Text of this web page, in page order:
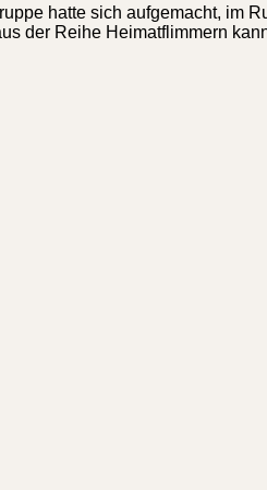
hatte sich aufgemacht, im
der Reihe Heimatflimmern